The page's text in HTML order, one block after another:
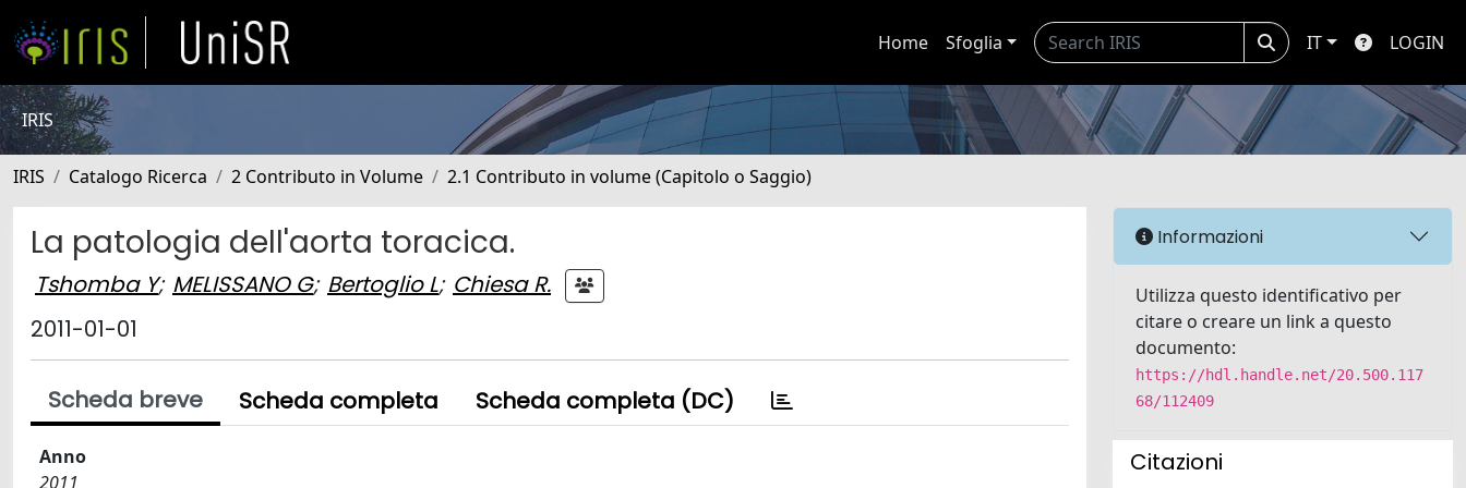
Home Sfoglia IT LOGIN
IRIS
IRIS Catalogo Ricerca 2 Contributo in Volume 2.1 Contributo in volume (Capitolo o Saggio)
La patologia dell'aorta toracica.
Tshomba Y; MELISSANO G; Bertoglio L; Chiesa R.
2011-01-01
Scheda breve Scheda completa Scheda completa (DC)
Anno
2011
Informazioni
Utilizza questo identificativo per
citare o creare un link a questo
documento:
https://hdl.handle.net/20.500.117
68/112409
Citazioni